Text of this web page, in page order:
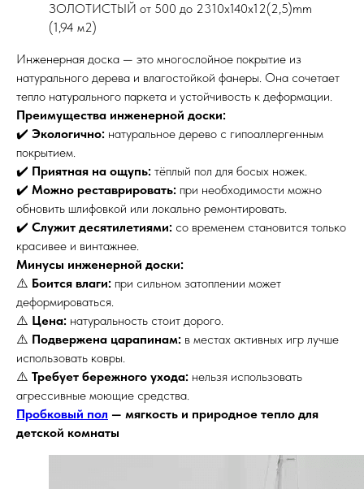
ЗОЛОТИСТЫЙ от 500 до 2310х140х12(2,5)mm
(1,94 м2)
Инженерная доска — это многослойное покрытие из
натурального дерева и влагостойкой фанеры. Она сочетает
тепло натурального паркета и устойчивость к деформации.
Преимущества инженерной доски:
✔️ Экологично: натуральное дерево с гипоаллергенным
покрытием.
✔️ Приятная на ощупь: тёплый пол для босых ножек.
✔️ Можно реставрировать: при необходимости можно
обновить шлифовкой или локально ремонтировать.
✔️ Служит десятилетиями: со временем становится только
красивее и винтажнее.
Минусы инженерной доски:
⚠️ Боится влаги: при сильном затоплении может
деформироваться.
⚠️ Цена: натуральность стоит дорого.
⚠️ Подвержена царапинам: в местах активных игр лучше
использовать ковры.
⚠️ Требует бережного ухода: нельзя использовать
агрессивные моющие средства.
Пробковый пол — мягкость и природное тепло для
детской комнаты